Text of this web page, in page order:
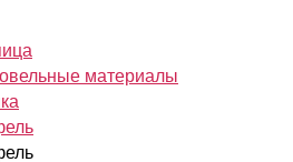
материалы